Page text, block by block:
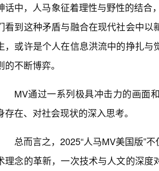
话中，人马象征着理性与野性的结合
看到这种矛盾与融合在现代社会中
，或许是个人在信息洪流中的挣扎
的不断博弈。
MV通过一系列极具冲击力的画面
存在、对社会现状的深入思考。
总而言之，2025“人马MV美国版”
理念的革新，一次技术与人文的深